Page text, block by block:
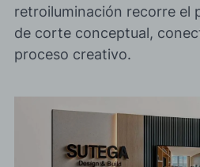
retroiluminación recorre el
de corte conceptual,
proceso creativo.